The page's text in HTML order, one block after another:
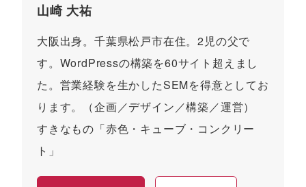
山崎 大祐
大阪出身。千葉県松戸市在住。2児の父で
す。WordPressの構築を60サイト超えまし
た。営業経験を生かしたSEMを得意としてお
ります。（企画／デザイン／構築／運営）
すきなもの「赤色・キューブ・コンクリー
ト」